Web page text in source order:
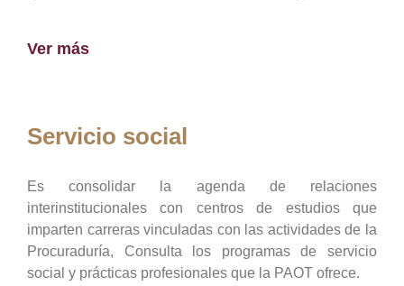
Ver más
Servicio social
Es consolidar la agenda de relaciones
interinstitucionales con centros de estudios que
imparten carreras vinculadas con las actividades de la
Procuraduría, Consulta los programas de servicio
social y prácticas profesionales que la PAOT ofrece.